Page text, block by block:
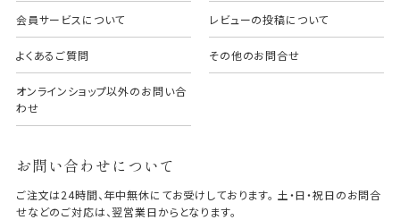
会員サービスについて レビューの投稿について
よくあるご質問 その他のお問合せ
オンラインショップ以外のお問い合
わせ
お問い合わせについて
ご注文は24時間、年中無休にてお受けしております。 土・日・祝日のお問合
せなどのご対応は、翌営業日からとなります。